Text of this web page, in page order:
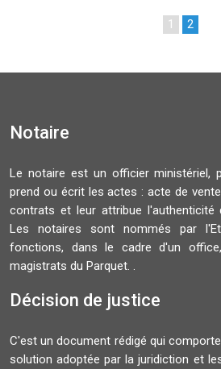
1 2
Notaire
Le notaire est un officier ministériel,
prend ou écrit les actes : acte de
contrats et leur attribue l'authenticité
Les notaires sont nommés par
fonctions, dans le cadre d'un
magistrats du Parquet. .
Décision de justice
C'est un document rédigé qui
solution adoptée par la juridiction et